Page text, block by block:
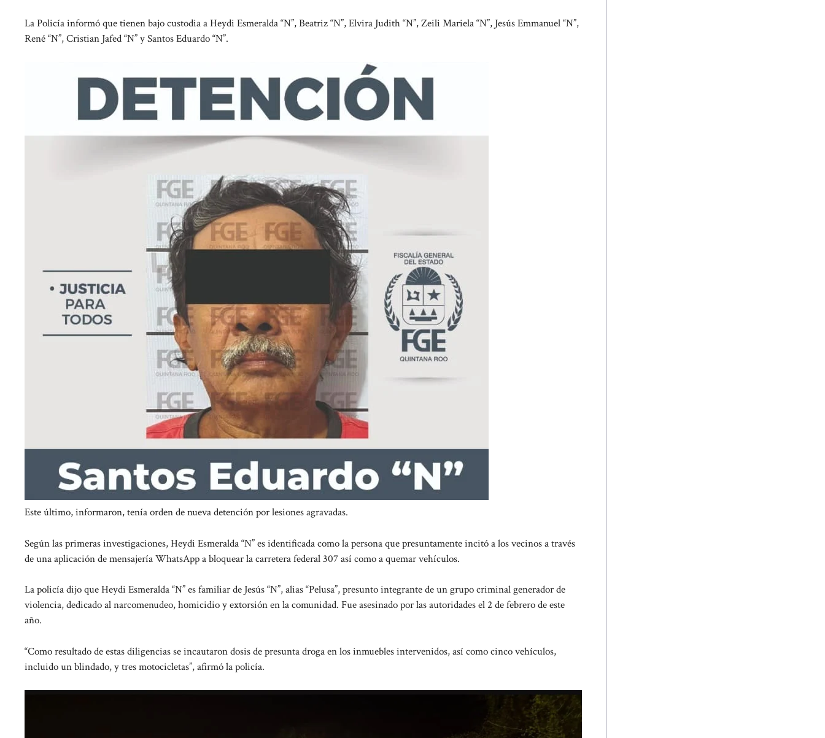
La Policía informó que tienen bajo custodia a Heydi Esmeralda “N”, Beatriz “N”, Elvira Judith “N”, Zeili Mariela “N”, Jesús Emmanuel “N”,
René “N”, Cristian Jafed “N” y Santos Eduardo “N”.
Este último, informaron, tenía orden de nueva detención por lesiones agravadas.
Según las primeras investigaciones, Heydi Esmeralda “N” es identificada como la persona que presuntamente incitó a los vecinos a través
de una aplicación de mensajería WhatsApp a bloquear la carretera federal 307 así como a quemar vehículos.
La policía dijo que Heydi Esmeralda “N” es familiar de Jesús “N”, alias “Pelusa”, presunto integrante de un grupo criminal generador de
violencia, dedicado al narcomenudeo, homicidio y extorsión en la comunidad. Fue asesinado por las autoridades el 2 de febrero de este
año.
“Como resultado de estas diligencias se incautaron dosis de presunta droga en los inmuebles intervenidos, así como cinco vehículos,
incluido un blindado, y tres motocicletas”, afirmó la policía.